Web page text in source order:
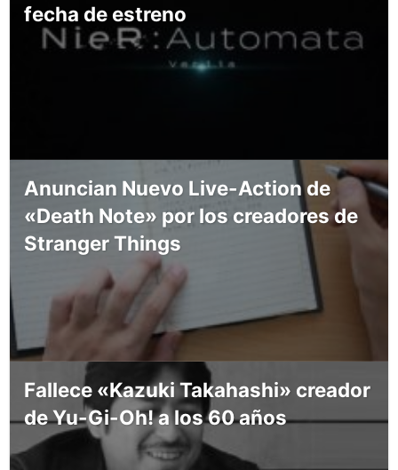
fecha de estreno
Anuncian Nuevo Live-Action de
«Death Note» por los creadores de
Stranger Things
Fallece «Kazuki Takahashi» creador
de Yu-Gi-Oh! a los 60 años